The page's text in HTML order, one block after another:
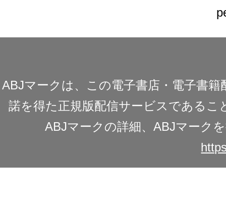
ABJマークは、この電子書店・電子書
諾を得た正規版配信サービスであるこ
ABJマークの詳細、ABJマーク